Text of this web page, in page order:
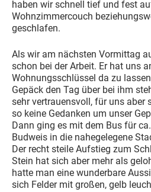
haben wir schnell tief und fest
Wohnzimmercouch
geschlafen.
Als wir am nächsten Vormittag
schon bei der Arbeit. Er hat uns
Wohnungsschlüssel da zu
Gepäck den Tag über bei ihm
sehr vertrauensvoll, für uns aber
so keine Gedanken um unser
Dann ging es mit dem Bus für
Budweis in die nahegelegene
Der recht steile Aufstieg zum
Stein hat sich aber mehr als
hatte man eine wunderbare
sich Felder mit großen, gelb